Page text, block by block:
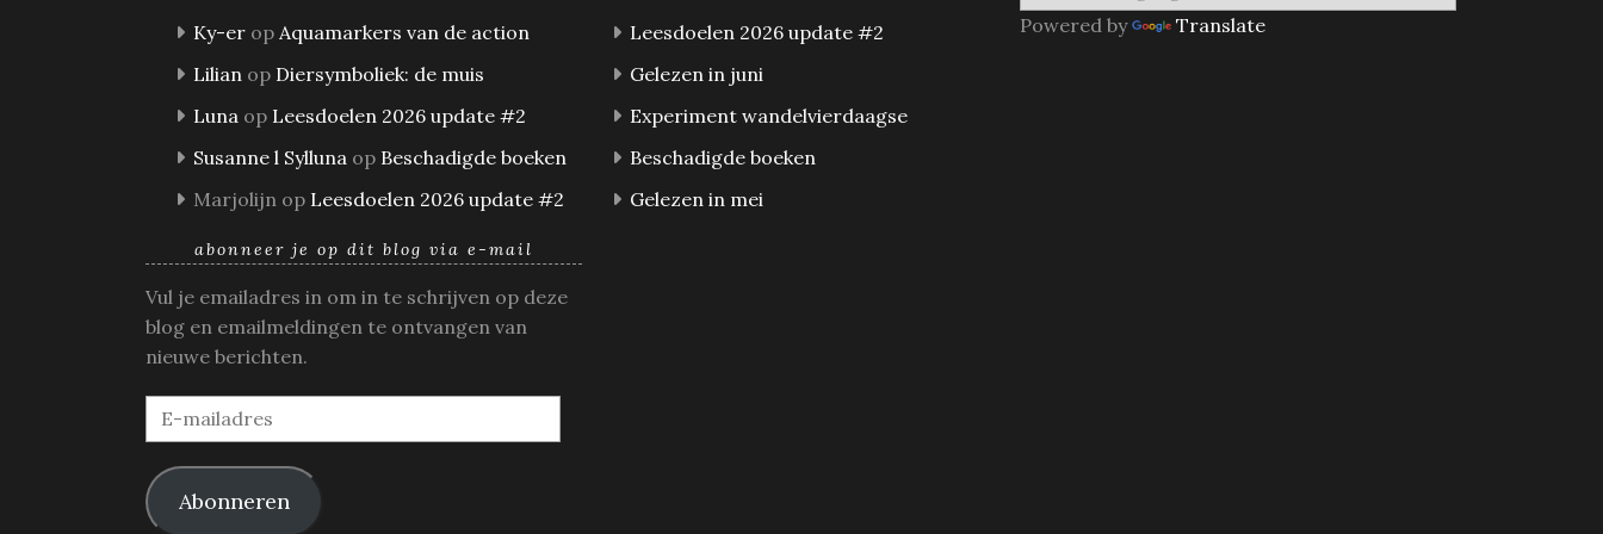
Ky-er op Aquamarkers van de action
Lilian op Diersymboliek: de muis
Luna op Leesdoelen 2026 update #2
Susanne l Sylluna op Beschadigde boeken
Marjolijn op Leesdoelen 2026 update #2
Leesdoelen 2026 update #2
Gelezen in juni
Experiment wandelvierdaagse
Beschadigde boeken
Gelezen in mei
Powered by Translate
abonneer je op dit blog via e-mail
Vul je emailadres in om in te schrijven op deze
blog en emailmeldingen te ontvangen van
nieuwe berichten.
E-
mailadres
Abonneren